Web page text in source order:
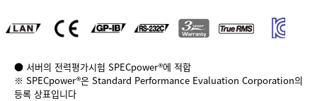
● 서버의 전력평가시험 SPECpower®에 적합
※ SPECpower®은 Standard Performance Evaluation Corporation의
등록 상표입니다